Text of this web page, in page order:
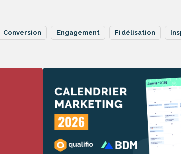
Conversion Engagement Fidélisation